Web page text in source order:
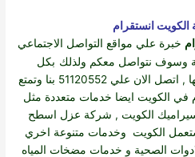
الكويت انستقرام
خبرة علي مواقع التواصل الاجتماعي
وسوف نتواصل معكم ولذلك بكل
الوسائل التي ترغبون متابتعتنا فيها , اتصل الان علي 51120552 بنا وتمتع
في الكويت ايضا خدمات متعددة مثل
الكويت , شركة عزل اسطح
الكويت وخدمات متنوعة اخري
الصحية و خدمات مضخات المياه